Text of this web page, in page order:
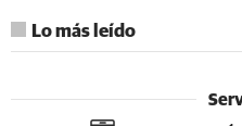
Lo más leído